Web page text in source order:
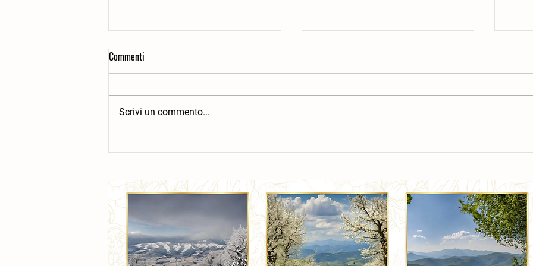
Piante bioindicatrici: Ortica Piante bioindicatrici: Equiseto
Commenti
Scrivi un commento...